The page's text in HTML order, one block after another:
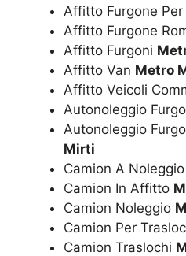
Affitto Furgone
Affitto Furgone
Affitto Furgoni
Affitto Van Metro
Affitto Veicoli
Autonoleggio
Autonoleggio
Mirti
Camion A Noleggio
Camion In Affitto
Camion Noleggio
Camion Per
Camion Traslochi